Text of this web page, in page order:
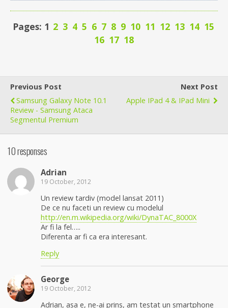
Pages: 1 2 3 4 5 6 7 8 9 10 11 12 13 14 15
16 17 18
Previous Post
Samsung Galaxy Note 10.1
Review - Samsung Ataca
Segmentul Premium
Next Post
Apple IPad 4 & IPad Mini
10 responses
Adrian
19 October, 2012
Un review tardiv (model lansat 2011)
De ce nu faceti un review cu modelul
http://en.m.wikipedia.org/wiki/DynaTAC_8000X
Ar fi la fel…..
Diferenta ar fi ca era interesant.
Reply
George
19 October, 2012
Adrian, asa e, ne-ai prins, am testat un smartphone